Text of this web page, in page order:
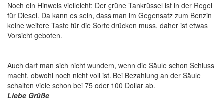
Noch ein Hinweis vielleicht: Der grüne Tankrüssel ist in der Regel
für Diesel. Da kann es sein, dass man im Gegensatz zum Benzin
keine weitere Taste für die Sorte drücken muss, daher ist etwas
Vorsicht geboten.
Auch darf man sich nicht wundern, wenn die Säule schon Schluss
macht, obwohl noch nicht voll ist. Bei Bezahlung an der Säule
schalten viele schon bei 75 oder 100 Dollar ab.
Liebe Grüße